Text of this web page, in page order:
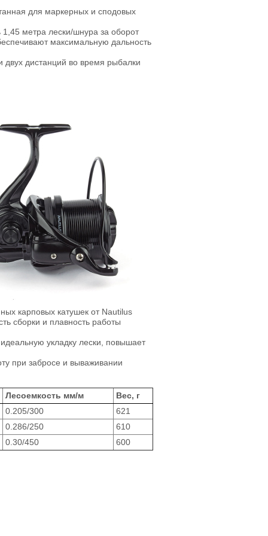
для маркерных и сподовых
метра лески/шнура за оборот
максимальную дальность
дистанций во время рыбалки
карповых катушек от Nautilus
сборки и плавность работы
укладку лески, повышает
при забросе и вываживании
Лесоемкость мм/м
Вес, г
0.205/300
621
0.286/250
610
0.30/450
600